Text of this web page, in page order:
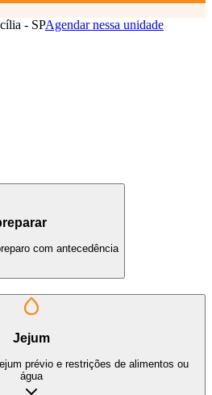
- SPAgendar nessa unidade
com antecedência
Jejum
prévio e restrições de alimentos ou
água